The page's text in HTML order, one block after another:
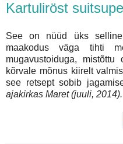
Kartuliröst
See on nüüd üks
maakodus väga tihti
mugavustoiduga,
kõrvale mõnus kiirelt
see retsept sobib
ajakirkas Maret (juuli, 2014).